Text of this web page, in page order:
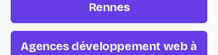
Rennes
Agences développement web à